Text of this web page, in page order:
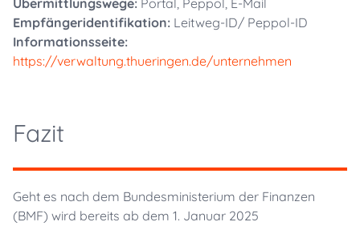
Übermittlungswege: Portal, Peppol, E-Mail
Empfängeridentifikation: Leitweg-ID/ Peppol-ID
Informationsseite:
https://verwaltung.thueringen.de/unternehmen
Fazit
Geht es nach dem Bundesministerium der Finanzen
(BMF) wird bereits ab dem 1. Januar 2025